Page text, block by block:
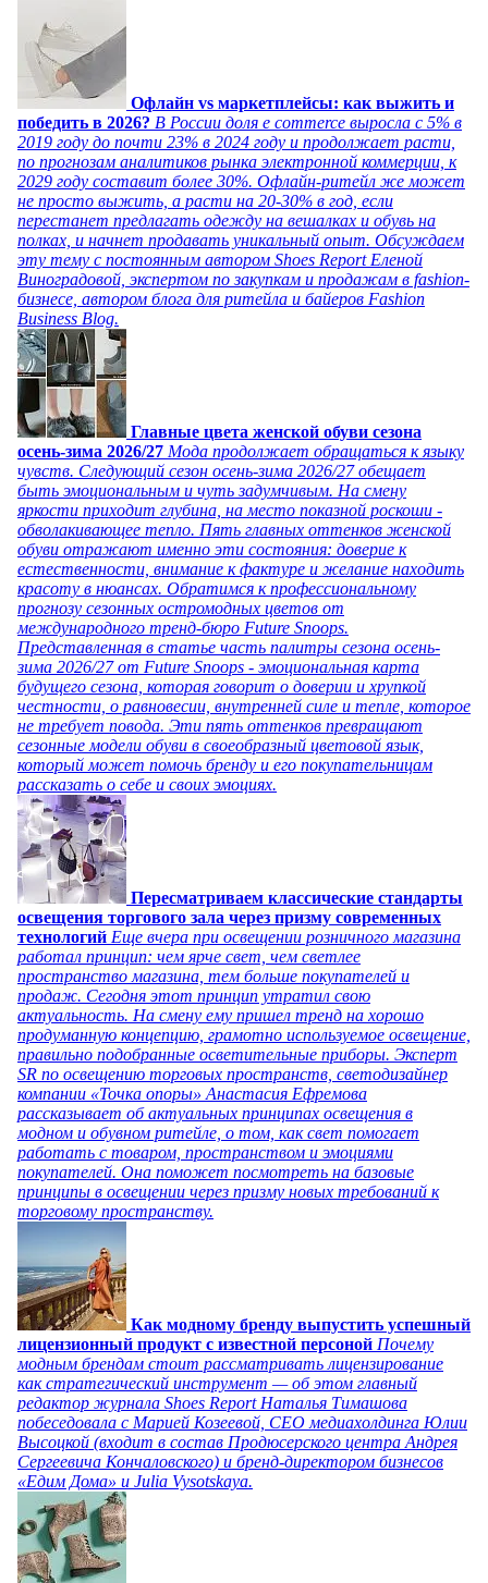
Офлайн vs маркетплейсы: как выжить и
победить в 2026? В России доля e commerce выросла с 5% в
2019 году до почти 23% в 2024 году и продолжает расти,
по прогнозам аналитиков рынка электронной коммерции, к
2029 году составит более 30%. Офлайн-ритейл же может
не просто выжить, а расти на 20-30% в год, если
перестанет предлагать одежду на вешалках и обувь на
полках, и начнет продавать уникальный опыт. Обсуждаем
эту тему с постоянным автором Shoes Report Еленой
Виноградовой, экспертом по закупкам и продажам в fashion-
бизнесе, автором блога для ритейла и байеров Fashion
Business Blog.
Главные цвета женской обуви сезона
осень-зима 2026/27 Мода продолжает обращаться к языку
чувств. Следующий сезон осень-зима 2026/27 обещает
быть эмоциональным и чуть задумчивым. На смену
яркости приходит глубина, на место показной роскоши -
обволакивающее тепло. Пять главных оттенков женской
обуви отражают именно эти состояния: доверие к
естественности, внимание к фактуре и желание находить
красоту в нюансах. Обратимся к профессиональному
прогнозу сезонных остромодных цветов от
международного тренд-бюро Future Snoops.
Представленная в статье часть палитры сезона осень-
зима 2026/27 от Future Snoops - эмоциональная карта
будущего сезона, которая говорит о доверии и хрупкой
честности, о равновесии, внутренней силе и тепле, которое
не требует повода. Эти пять оттенков превращают
сезонные модели обуви в своеобразный цветовой язык,
который может помочь бренду и его покупательницам
рассказать о себе и своих эмоциях.
Пересматриваем классические стандарты
освещения торгового зала через призму современных
технологий Еще вчера при освещении розничного магазина
работал принцип: чем ярче свет, чем светлее
пространство магазина, тем больше покупателей и
продаж. Сегодня этот принцип утратил свою
актуальность. На смену ему пришел тренд на хорошо
продуманную концепцию, грамотно используемое освещение,
правильно подобранные осветительные приборы. Эксперт
SR по освещению торговых пространств, светодизайнер
компании «Точка опоры» Анастасия Ефремова
рассказывает об актуальных принципах освещения в
модном и обувном ритейле, о том, как свет помогает
работать с товаром, пространством и эмоциями
покупателей. Она поможет посмотреть на базовые
принципы в освещении через призму новых требований к
торговому пространству.
Как модному бренду выпустить успешный
лицензионный продукт с известной персоной Почему
модным брендам стоит рассматривать лицензирование
как стратегический инструмент — об этом главный
редактор журнала Shoes Report Наталья Тимашова
побеседовала с Марией Козеевой, СЕО медиахолдинга Юлии
Высоцкой (входит в состав Продюсерского центра Андрея
Сергеевича Кончаловского) и бренд-директором бизнесов
«Едим Дома» и Julia Vysotskaya.